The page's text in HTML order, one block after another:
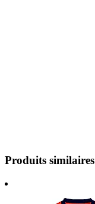
Produits similaires